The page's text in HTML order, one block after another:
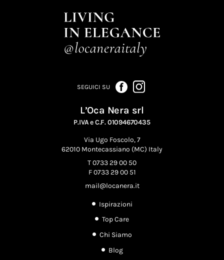
SEGUICI SU
L’Oca Nera srl
P.IVA e C.F. 01094670435
Via Ugo Foscolo, 7
62010 Montecassiano (MC) Italy
T 0733 29 00 50
F 0733 29 00 51
mail@locanera.it
Ispirazioni
Top Care
Chi Siamo
Blog